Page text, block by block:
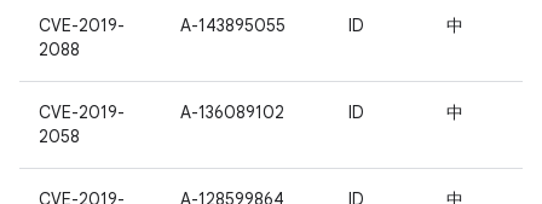
CVE-2019-
2088
A-143895055 ID 中
CVE-2019-
2058
A-136089102 ID 中
CVE-2019- A-128599864 ID 中